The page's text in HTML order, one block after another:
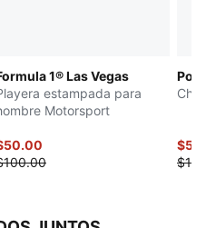
1® Las Vegas
estampada para
Motorsport